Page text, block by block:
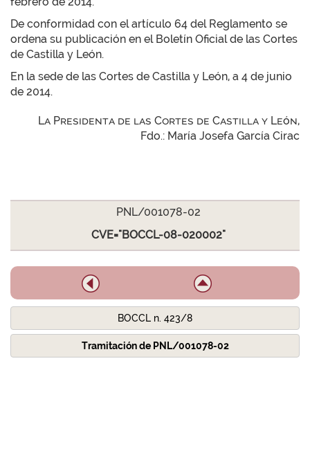
De conformidad con el artículo 64 del Reglamento se
ordena su publicación en el Boletín Oficial de las Cortes
de Castilla y León.
En la sede de las Cortes de Castilla y León, a 4 de junio
de 2014.
La Presidenta de las Cortes de Castilla y León,
Fdo.: María Josefa García Cirac
PNL/001078-02
CVE="BOCCL-08-020002"
BOCCL n. 423/8
Tramitación de PNL/001078-02